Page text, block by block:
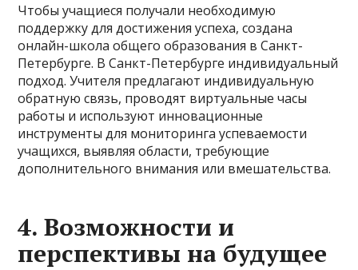
Чтобы учащиеся получали необходимую
поддержку для достижения успеха, создана
онлайн-школа общего образования в Санкт-
Петербурге. В Санкт-Петербурге индивидуальный
подход. Учителя предлагают индивидуальную
обратную связь, проводят виртуальные часы
работы и используют инновационные
инструменты для мониторинга успеваемости
учащихся, выявляя области, требующие
дополнительного внимания или вмешательства.
4. Возможности и
перспективы на будущее